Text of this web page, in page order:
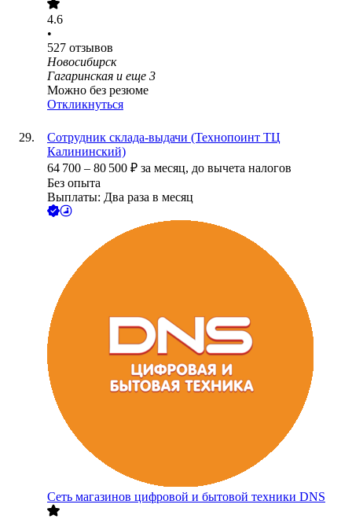
4.6
•
527 отзывов
Новосибирск
Гагаринская и еще 3
Можно без резюме
Откликнуться
Сотрудник склада-выдачи (Технопоинт ТЦ
Калининский)
64 700 – 80 500 ₽ за месяц, до вычета налогов
Без опыта
Выплаты: Два раза в месяц
Сеть магазинов цифровой и бытовой техники DNS